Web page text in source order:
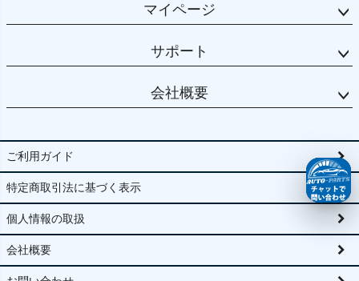
マイページ
サポート
会社概要
ご利用ガイド
特定商取引法に基づく表示
個人情報の取扱
会社概要